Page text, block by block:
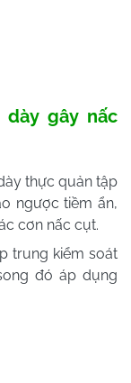
dày gây nấc
thực quản tập
ngược tiềm ẩn,
cơn nấc cụt.
trung kiểm soát
đó áp dụng